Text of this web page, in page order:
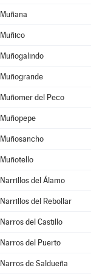
Muñana
Muñico
Muñogalindo
Muñogrande
Muñomer del Peco
Muñopepe
Muñosancho
Muñotello
Narrillos del Álamo
Narrillos del Rebollar
Narros del Castillo
Narros del Puerto
Narros de Saldueña